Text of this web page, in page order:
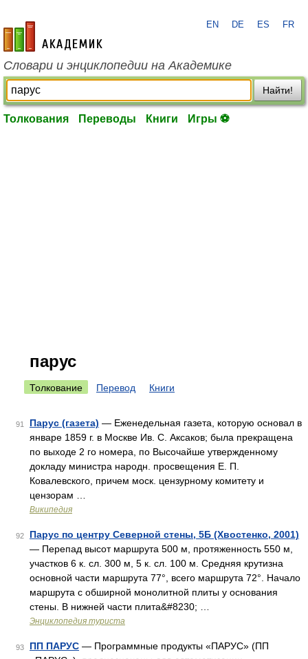
academic.ru
EN DE ES FR
Словари и энциклопедии на Академике
Найти!
Толкования Переводы Книги Игры ⚽
парус
Толкование Перевод Книги
91 Парус (газета) — Еженедельная газета, которую основал в
январе 1859 г. в Москве Ив. С. Аксаков; была прекращена
по выходе 2 го номера, по Высочайше утвержденному
докладу министра народн. просвещения Е. П.
Ковалевского, причем моск. цензурному комитету и
цензорам …
Википедия
92
Парус по центру Северной стены, 5Б (Хвостенко, 2001)
— Перепад высот маршрута 500 м, протяженность 550 м,
участков 6 к. сл. 300 м, 5 к. сл. 100 м. Средняя крутизна
основной части маршрута 77°, всего маршрута 72°. Начало
маршрута с обширной монолитной плиты у основания
стены. В нижней части плита&#8230; …
Энциклопедия туриста
93 ПП ПАРУС — Программные продукты «ПАРУС» (ПП